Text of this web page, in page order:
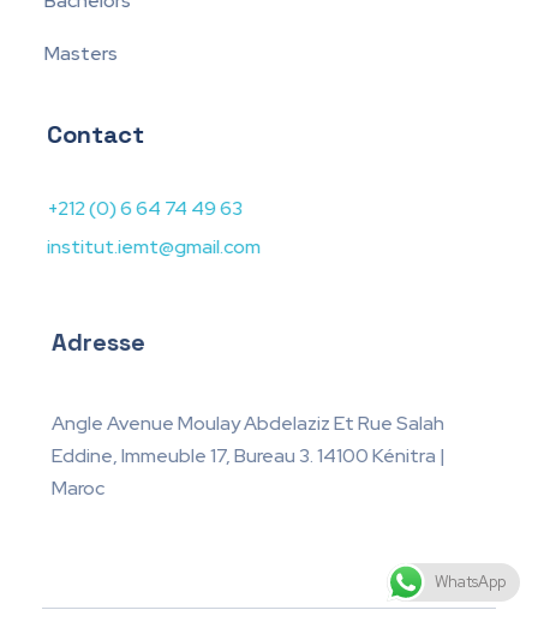
Masters
Contact
+212 (0) 6 64 74 49 63
institut.iemt@gmail.com
Adresse
Angle Avenue Moulay Abdelaziz Et Rue Salah
Eddine, Immeuble 17, Bureau 3. 14100 Kénitra |
Maroc
WhatsApp